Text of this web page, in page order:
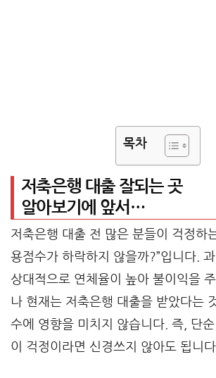
목차
저축은행 대출 잘되는 곳
알아보기에 앞서…
저축은행 대출 전 많은 분들이 걱정하
용점수가 하락하지 않을까?”입니다.
상대적으로 연체율이 높아 불이익을
나 현재는 저축은행 대출을 받았다는
수에 영향을 미치지 않습니다. 즉, 단
이 걱정이라면 신경쓰지 않아도 됩니다.